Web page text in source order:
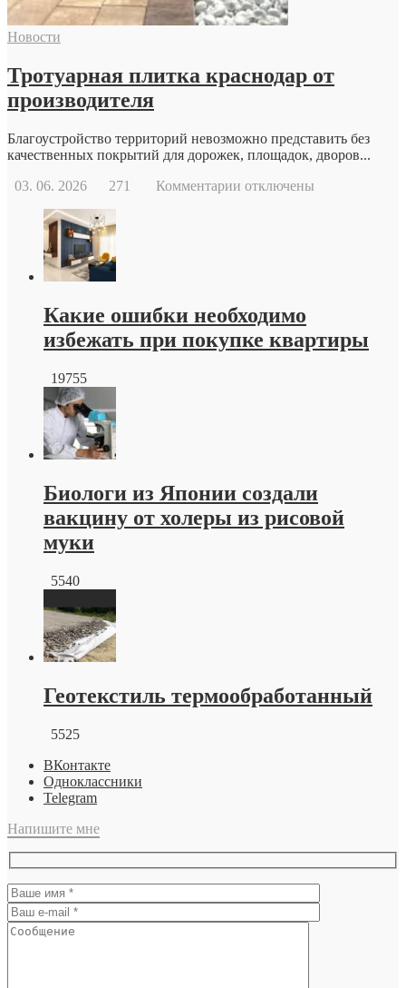
возможности
современной
Новости
Тротуарная плитка краснодар от
производителя
Благоустройство территорий невозможно представить без
качественных покрытий для дорожек, площадок, дворов...
03. 06. 2026
271 Комментарии котключены
Какие ошибки необходимо
избежать при покупке квартиры
19755
Биологи из Японии создали
вакцину от холеры из рисовой
муки
5540
Геотекстиль термообработанный
5525
ВКонтакте
Одноклассники
Telegram
Напишите мне